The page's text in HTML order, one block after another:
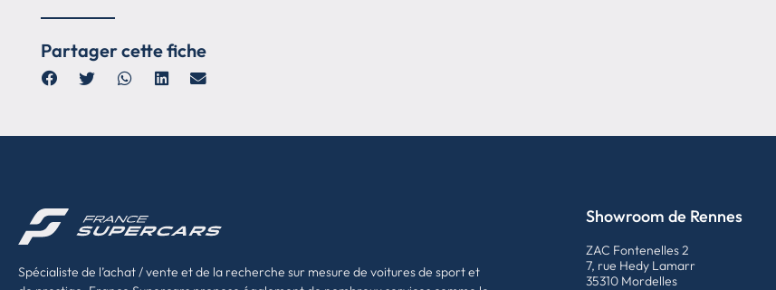
Partager cette fiche
Spécialiste de l’achat / vente et de la recherche sur mesure de voitures de sport et
Showroom de Rennes
ZAC Fontenelles 2
7, rue Hedy Lamarr
35310 Mordelles